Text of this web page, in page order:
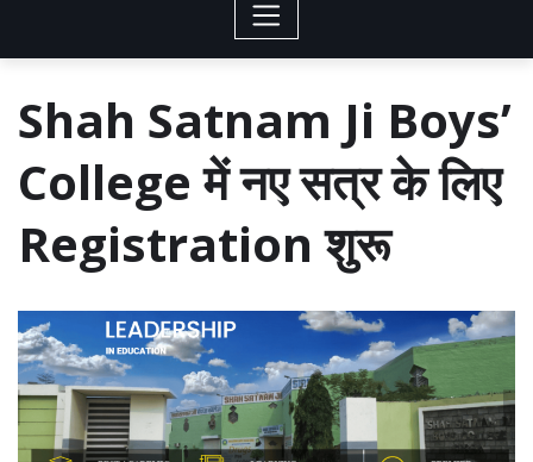
Shah Satnam Ji Boys’
College में नए सत्र के लिए
Registration शुरू